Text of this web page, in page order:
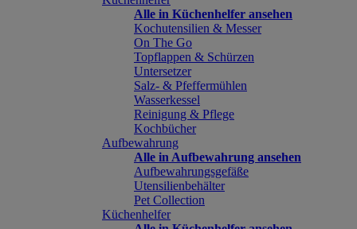
Alle in Küchenhelfer ansehen
Kochutensilien & Messer
On The Go
Topflappen & Schürzen
Untersetzer
Salz- & Pfeffermühlen
Wasserkessel
Reinigung & Pflege
Kochbücher
Aufbewahrung
Alle in Aufbewahrung ansehen
Aufbewahrungsgefäße
Utensilienbehälter
Pet Collection
Küchenhelfer